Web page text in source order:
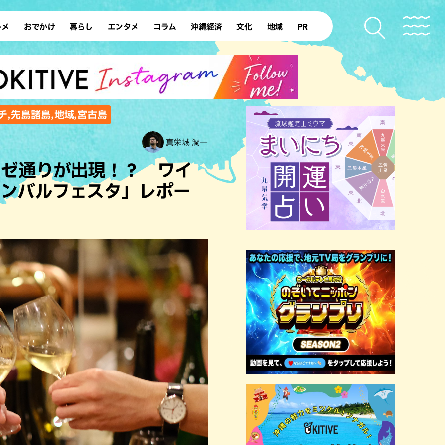
ン 沖縄そば
ウト カフェ
和食・日本料理
理 アジア・エスニック
イタリアン
洋料理 フレンチ
・焼肉 焼鳥・串料理
肉料理 居酒屋・バー
イキング
ガー
おでかけ
デート ドライブ
散歩 ソロ活
歴史
ショッピング
サウナ 公園
沖縄の海
暮らし
レシピ SDGs
ファッション ローカルニュース
沖縄移住 沖縄旧暦行事
エンタメ
スポーツ 占い
タレント・芸人 テレビ
コラム 沖縄経済 文化
復帰50年
地域
本島北部
本島南部 先島諸島
北部離島
PR
,先島諸島,地域,宮古島
真栄城 潤一
通りが出現！？ ワイ
バルフェスタ」レポー